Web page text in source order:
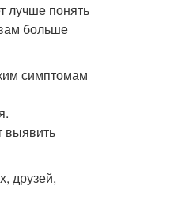
лучше понять
больше
симптомам
выявить
друзей,